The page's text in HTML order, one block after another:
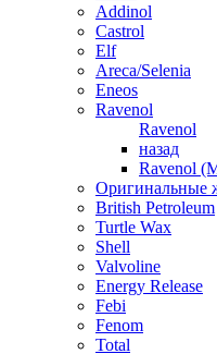
Addinol
Castrol
Elf
Areca/Selenia
Eneos
Ravenol
Ravenol
назад
Ravenol
Оригинальные
British Petroleum
Turtle Wax
Shell
Valvoline
Energy Release
Febi
Fenom
Total